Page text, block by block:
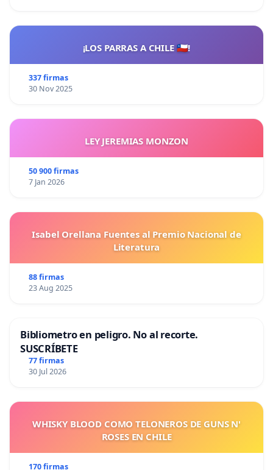
¡LOS PARRAS A CHILE 🇨🇱!
337 firmas
30 Nov 2025
LEY JEREMIAS MONZON
50 900 firmas
7 Jan 2026
Isabel Orellana Fuentes al Premio Nacional de
Literatura
88 firmas
23 Aug 2025
Bibliometro en peligro. No al recorte.
SUSCRÍBETE
77 firmas
30 Jul 2026
WHISKY BLOOD COMO TELONEROS DE GUNS N'
ROSES EN CHILE
170 firmas